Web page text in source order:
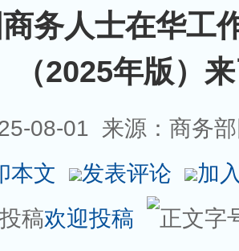
务人士在华工
（2025年版）
08-01 来源：商务
本文
发表评论
加
欢迎投稿